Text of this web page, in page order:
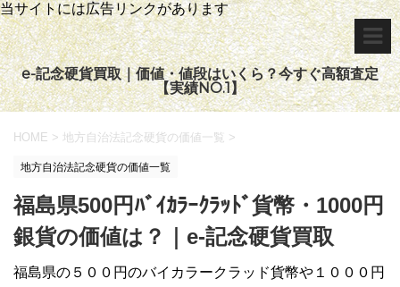
当サイトには広告リンクがあります
e-記念硬貨買取｜価値・値段はいくら？今すぐ高額査定
【実績NO.1】
HOME > 地方自治法記念硬貨の価値一覧 >
地方自治法記念硬貨の価値一覧
福島県500円ﾊﾞｲｶﾗｰｸﾗｯﾄﾞ貨幣・1000円
銀貨の価値は？｜e-記念硬貨買取
福島県の５００円のバイカラークラッド貨幣や１０００円